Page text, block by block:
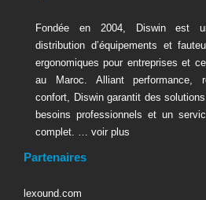
Fondée en 2004, Diswin est
distribution d’équipements et
ergonomiques pour entreprises et
au Maroc. Alliant performance,
confort, Diswin garantit des
besoins professionnels et un
complet. …
voir plus
Partenaires
lexound.com